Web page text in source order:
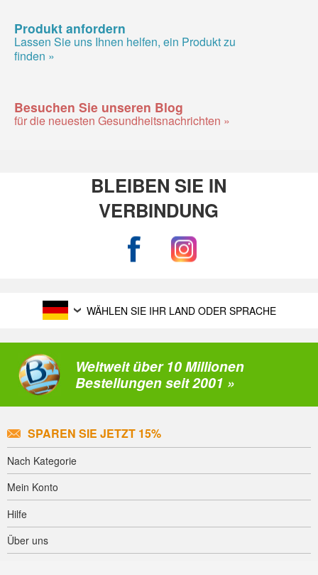
Produkt anfordern
Lassen Sie uns Ihnen helfen, ein Produkt zu
finden »
Besuchen Sie unseren Blog
für die neuesten Gesundheitsnachrichten »
BLEIBEN SIE IN
VERBINDUNG
WÄHLEN SIE IHR LAND ODER SPRACHE
Weltweit über 10 Millionen
Bestellungen seit 2001 »
SPAREN SIE JETZT 15%
Nach Kategorie
Mein Konto
Hilfe
Über uns